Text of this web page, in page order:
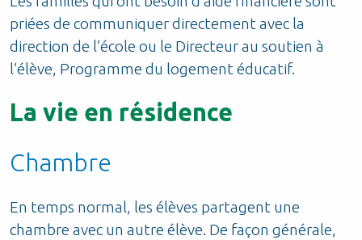
priées de communiquer directement avec la
direction de l’école ou le Directeur au soutien à
l’élève, Programme du logement éducatif.
La vie en résidence
Chambre
En temps normal, les élèves partagent une
chambre avec un autre élève. De façon générale,